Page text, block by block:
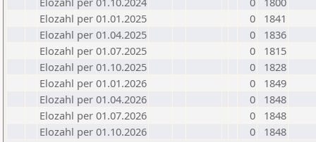
Elozahl per 01.01.2025
0
1841
Elozahl per 01.04.2025
0
1836
Elozahl per 01.07.2025
0
1815
Elozahl per 01.10.2025
0
1828
Elozahl per 01.01.2026
0
1849
Elozahl per 01.04.2026
0
1848
Elozahl per 01.07.2026
0
1848
Elozahl per 01.10.2026
0 1848